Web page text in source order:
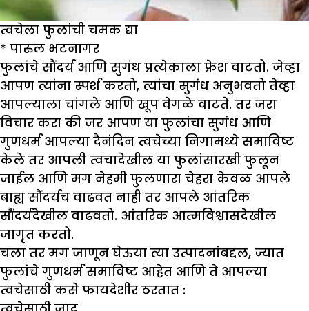
त्वचेला फुलांची चमक द्या
* पारुल भटनागर
फुलांचे सौंदर्य आणि सुगंध प्रत्येकाला फ्रेश वाटतो. जेव्हा
आपण त्यांना स्पर्श करतो, त्यांचा सुगंध अनुभवतो तेव्हा
आपल्याला चांगले आणि खूप वेगळे वाटते. तर जरा
विचार करा की जर आपण या फुलांचा सुगंध आणि
गुणधर्म आपल्या दैनंदिन त्वचेच्या निगामध्ये समाविष्ट
केले तर आपली त्वचादेखील या फुलांसारखी फुलून
जाईल आणि मग नेहमी फुलणारा चेहरा केवळ आपले
बाह्य सौंदर्यच वाढवत नाही तर आपले आंतरिक
सौंदर्यदेखील वाढवतो. आंतरिक आत्मविश्वासदेखील
जागृत करतो.
चला तर मग जाणून घेऊया त्या उत्पादनांबद्दल, ज्यात
फुलांचे गुणधर्म समाविष्ट आहेत आणि ते आपल्या
त्वचेसाठी कसे फायदेशीर ठरतात :